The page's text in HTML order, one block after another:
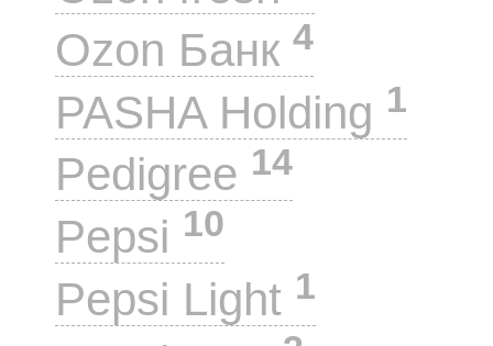
Ozon Банк 4
PASHA Holding 1
Pedigree 14
Pepsi 10
Pepsi Light 1